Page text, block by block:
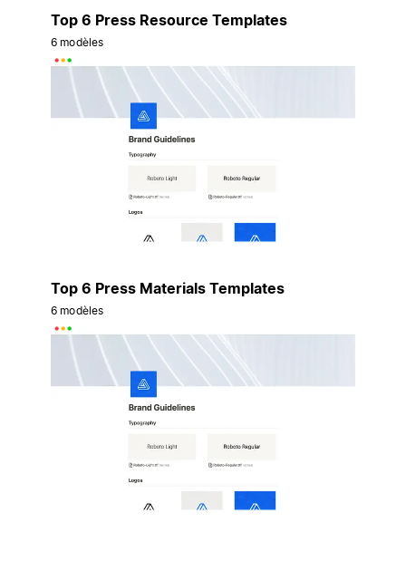
Top 6 Press Resource Templates
6 modèles
Top 6 Press Materials Templates
6 modèles